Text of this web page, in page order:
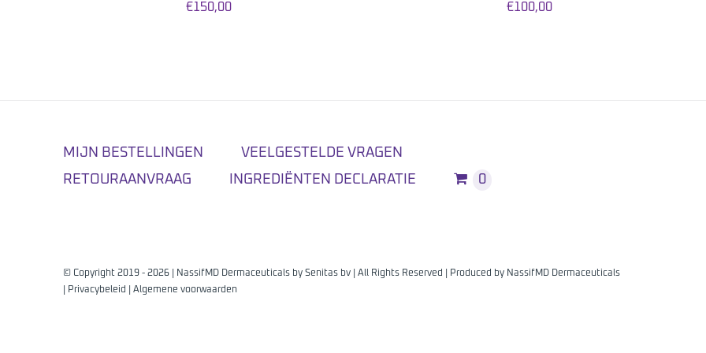
€150,00 €100,00
MIJN BESTELLINGEN
VEELGESTELDE VRAGEN
RETOURAANVRAAG
INGREDIËNTEN DECLARATIE 0
© Copyright 2019 - 2026 | NassifMD Dermaceuticals by Senitas bv | All Rights Reserved | Produced by NassifMD Dermaceuticals
Privacybeleid Algemene voorwaarden